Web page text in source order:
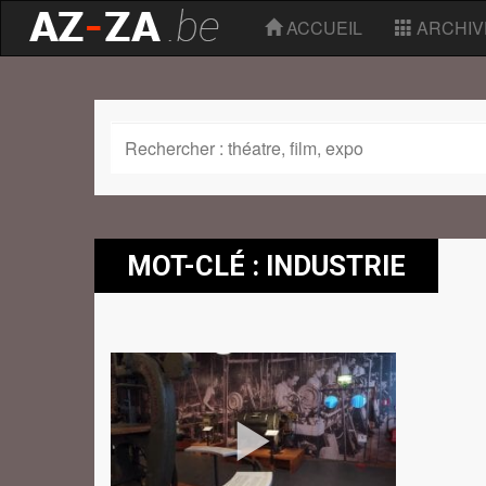
ACCUEIL
MOT-CLÉ : INDUSTRIE